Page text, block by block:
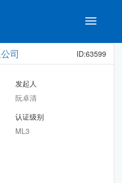
Toggle
司 ID:63599
发起人
阮卓清
认证级别
ML3